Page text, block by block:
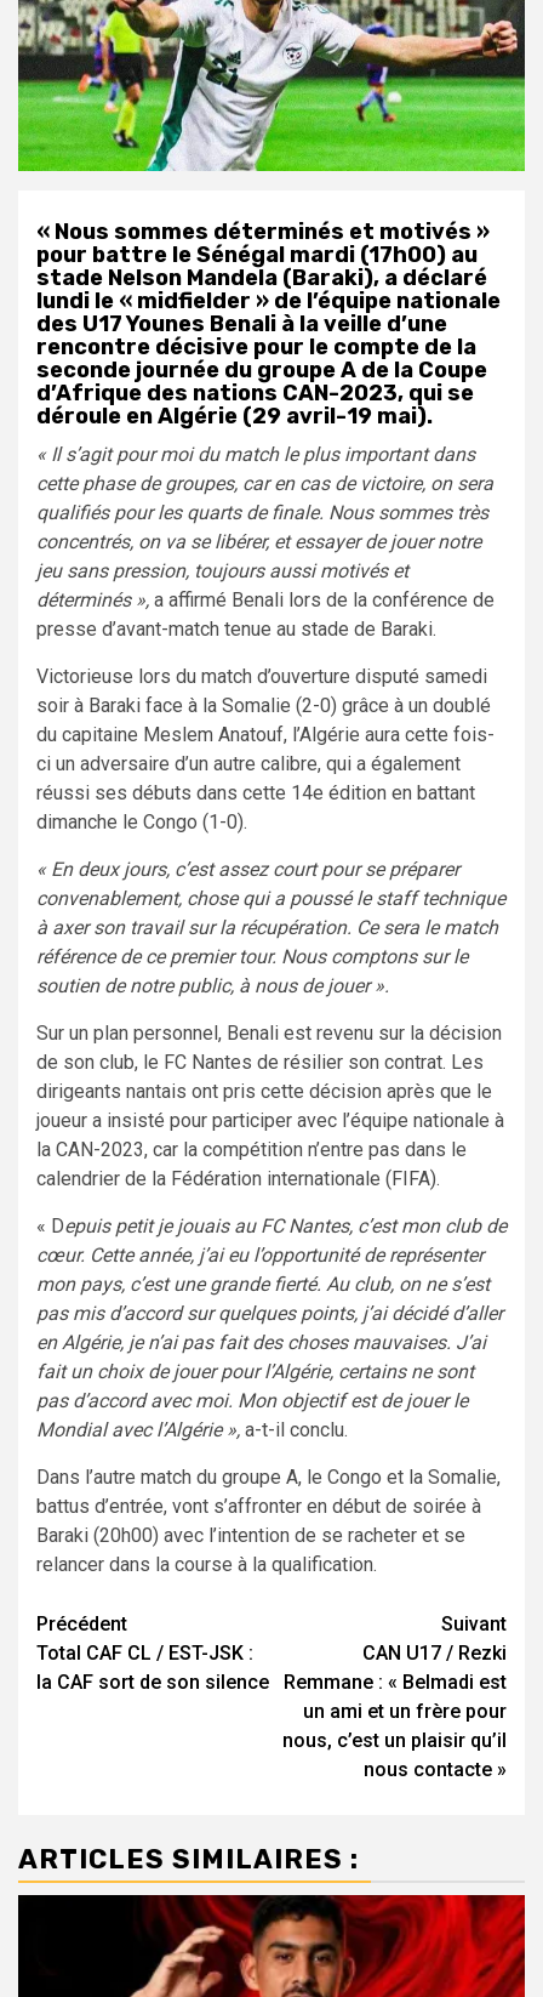
« Nous sommes déterminés et motivés »
pour battre le Sénégal mardi (17h00) au
stade Nelson Mandela (Baraki), a déclaré
lundi le « midfielder » de l’équipe nationale
des U17 Younes Benali à la veille d’une
rencontre décisive pour le compte de la
seconde journée du groupe A de la Coupe
d’Afrique des nations CAN-2023, qui se
déroule en Algérie (29 avril-19 mai).
« Il s’agit pour moi du match le plus important dans
cette phase de groupes, car en cas de victoire, on sera
qualifiés pour les quarts de finale. Nous sommes très
concentrés, on va se libérer, et essayer de jouer notre
jeu sans pression, toujours aussi motivés et
déterminés », a affirmé Benali lors de la conférence de
presse d’avant-match tenue au stade de Baraki.
Victorieuse lors du match d’ouverture disputé samedi
soir à Baraki face à la Somalie (2-0) grâce à un doublé
du capitaine Meslem Anatouf, l’Algérie aura cette fois-
ci un adversaire d’un autre calibre, qui a également
réussi ses débuts dans cette 14e édition en battant
dimanche le Congo (1-0).
« En deux jours, c’est assez court pour se préparer
convenablement, chose qui a poussé le staff technique
à axer son travail sur la récupération. Ce sera le match
référence de ce premier tour. Nous comptons sur le
soutien de notre public, à nous de jouer ».
Sur un plan personnel, Benali est revenu sur la décision
de son club, le FC Nantes de résilier son contrat. Les
dirigeants nantais ont pris cette décision après que le
joueur a insisté pour participer avec l’équipe nationale à
la CAN-2023, car la compétition n’entre pas dans le
calendrier de la Fédération internationale (FIFA).
« Depuis petit je jouais au FC Nantes, c’est mon club de
cœur. Cette année, j’ai eu l’opportunité de représenter
mon pays, c’est une grande fierté. Au club, on ne s’est
pas mis d’accord sur quelques points, j’ai décidé d’aller
en Algérie, je n’ai pas fait des choses mauvaises. J’ai
fait un choix de jouer pour l’Algérie, certains ne sont
pas d’accord avec moi. Mon objectif est de jouer le
Mondial avec l’Algérie », a-t-il conclu.
Dans l’autre match du groupe A, le Congo et la Somalie,
battus d’entrée, vont s’affronter en début de soirée à
Baraki (20h00) avec l’intention de se racheter et se
relancer dans la course à la qualification.
Navigation
d’article
Précédent
Total CAF CL / EST-JSK :
la CAF sort de son silence
Suivant
CAN U17 / Rezki
Remmane : « Belmadi est
un ami et un frère pour
nous, c’est un plaisir qu’il
nous contacte »
ARTICLES SIMILAIRES :